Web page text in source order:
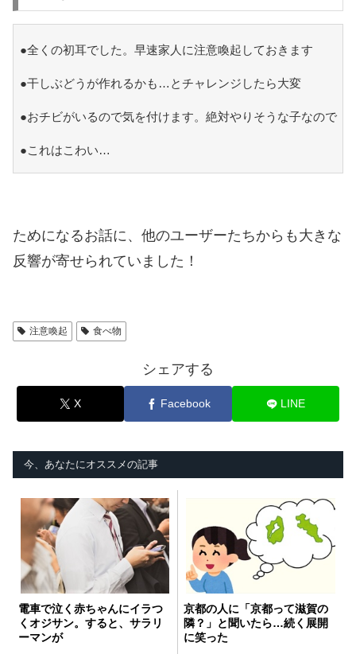
●全くの初耳でした。早速家人に注意喚起しておきます
●干しぶどうが作れるかも…とチャレンジしたら大変
●おチビがいるので気を付けます。絶対やりそうな子なので
●これはこわい…
ためになるお話に、他のユーザーたちからも大きな
反響が寄せられていました！
注意喚起 食べ物
シェアする
X Facebook LINE
今、あなたにオススメの記事
電車で泣く赤ちゃんにイラつ
くオジサン。すると、サラリ
ーマンが
京都の人に「京都って滋賀の
隣？」と聞いたら…続く展開
に笑った